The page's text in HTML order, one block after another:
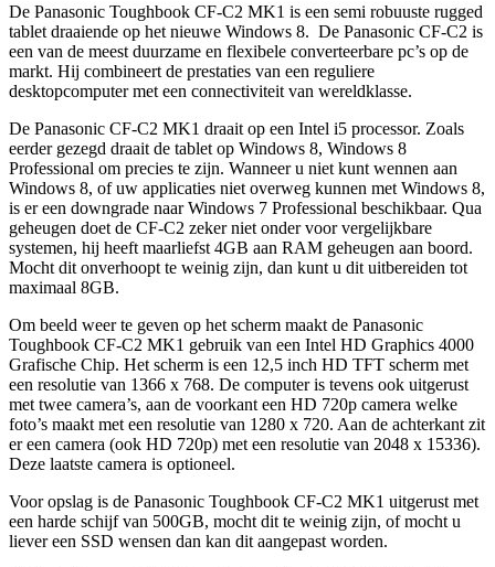
De Panasonic Toughbook CF-C2 MK1 is een semi robuuste rugged
tablet draaiende op het nieuwe Windows 8. De Panasonic CF-C2 is
een van de meest duurzame en flexibele converteerbare pc’s op de
markt. Hij combineert de prestaties van een reguliere
desktopcomputer met een connectiviteit van wereldklasse.
De Panasonic CF-C2 MK1 draait op een Intel i5 processor. Zoals
eerder gezegd draait de tablet op Windows 8, Windows 8
Professional om precies te zijn. Wanneer u niet kunt wennen aan
Windows 8, of uw applicaties niet overweg kunnen met Windows 8,
is er een downgrade naar Windows 7 Professional beschikbaar. Qua
geheugen doet de CF-C2 zeker niet onder voor vergelijkbare
systemen, hij heeft maarliefst 4GB aan RAM geheugen aan boord.
Mocht dit onverhoopt te weinig zijn, dan kunt u dit uitbereiden tot
maximaal 8GB.
Om beeld weer te geven op het scherm maakt de Panasonic
Toughbook CF-C2 MK1 gebruik van een Intel HD Graphics 4000
Grafische Chip. Het scherm is een 12,5 inch HD TFT scherm met
een resolutie van 1366 x 768. De computer is tevens ook uitgerust
met twee camera’s, aan de voorkant een HD 720p camera welke
foto’s maakt met een resolutie van 1280 x 720. Aan de achterkant zit
er een camera (ook HD 720p) met een resolutie van 2048 x 15336).
Deze laatste camera is optioneel.
Voor opslag is de Panasonic Toughbook CF-C2 MK1 uitgerust met
een harde schijf van 500GB, mocht dit te weinig zijn, of mocht u
liever een SSD wensen dan kan dit aangepast worden.